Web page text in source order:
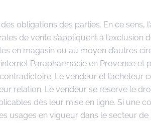
obligations des parties. En ce sens,
de vente s’appliquent à l’exclusion
en magasin ou au moyen d’autres
Parapharmacie en Provence et
Le vendeur et l’acheteur
relation. Le vendeur se réserve le
dès leur mise en ligne. Si une
usages en vigueur dans le secteur